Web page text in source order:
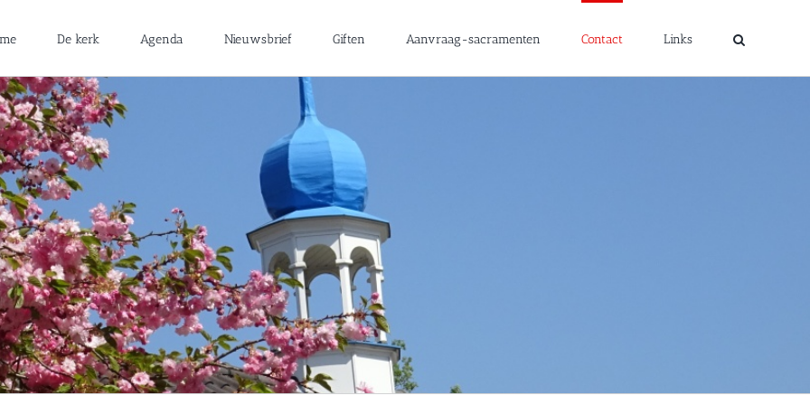
De kerk Agenda Nieuwsbrief Giften Aanvraag-sacramenten Contact Links